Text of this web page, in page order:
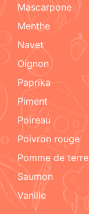
mascarpone
menthe
navet
oignon
paprika
piment
poireau
poivron rouge
pomme de terre
Saumon
vanille